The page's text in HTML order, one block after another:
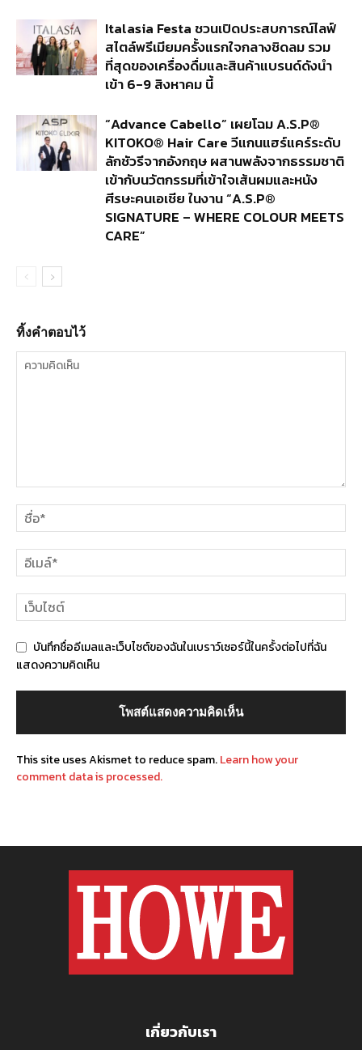
Italasia Festa ชวนเปิดประสบการณ์ไลฟ์
สไตล์พรีเมียมครั้งแรกใจกลางชิดลม รวม
ที่สุดของเครื่องดื่มและสินค้าแบรนด์ดังนำ
เข้า 6-9 สิงหาคม นี้
“Advance Cabello” เผยโฉม A.S.P®
KITOKO® Hair Care วีแกนแฮร์แคร์ระดับ
ลักชัวรีจากอังกฤษ ผสานพลังจากธรรมชาติ
เข้ากับนวัตกรรมที่เข้าใจเส้นผมและหนัง
ศีรษะคนเอเชีย ในงาน “A.S.P®
SIGNATURE – WHERE COLOUR MEETS
CARE”
ทิ้งคำตอบไว้
บันทึกชื่ออีเมลและเว็บไซต์ของฉันในเบราว์เซอร์นี้ในครั้งต่อไปที่ฉัน
แสดงความคิดเห็น
This site uses Akismet to reduce spam.Learn how your
comment data is processed.
เกี่ยวกับเรา